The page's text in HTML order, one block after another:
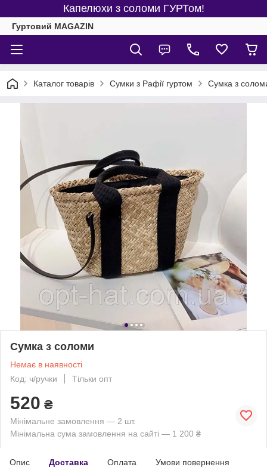
Капелюхи з соломи ГУРТом!
Гуртовий MAGAZIN
Каталог товарів Сумки з Рафії гуртом Сумка з
Сумка з соломи
Немає в наявності
Код: ч/ручки
Тільки опт
520 ₴
Мінімальне замовлення — 2 шт.
Мінімальна сума замовлення на сайті — 1 200 ₴
Опис Доставка Оплата Умови повернення